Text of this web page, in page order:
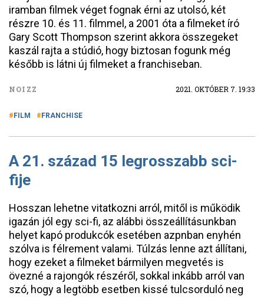
iramban filmek véget fognak érni az utolsó, két
részre 10. és 11. filmmel, a 2001 óta a filmeket író
Gary Scott Thompson szerint akkora összegeket
kaszál rajta a stúdió, hogy biztosan fogunk még
később is látni új filmeket a franchiseban.
NOIZZ 2021. OKTÓBER 7. 19:33
FILM FRANCHISE
A 21. század 15 legrosszabb sci-
fije
Hosszan lehetne vitatkozni arról, mitől is működik
igazán jól egy sci-fi, az alábbi összeállításunkban
helyet kapó produkcók esetében azpnban enyhén
szólva is félrement valami. Túlzás lenne azt állítani,
hogy ezeket a filmeket bármilyen megvetés is
övezné a rajongók részéről, sokkal inkább arról van
szó, hogy a legtöbb esetben kissé tulcsorduló neg